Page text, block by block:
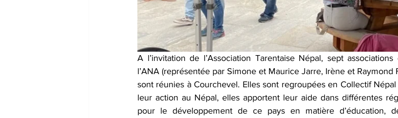
A l’invitation de l’Association Tarentaise Népal, sept
l’ANA (représentée par Simone et Maurice Jarre, Irène et Raymond
sont réunies à Courchevel. Elles sont regroupées en Collectif
leur action au Népal, elles apportent leur aide dans différentes
pour le développement de ce pays en matière d’éducation,